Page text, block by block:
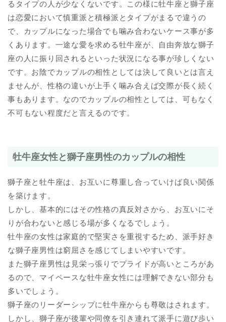
るタイプの人が少なくないです。この様に牡牛座と獅子座
は恋愛において慎重派と積極派とタイプがまるで違うの
で、カップルになった場合でも噛み合わないケース事が多
くあります。一途な愛を求める牡牛座が、自由奔放な獅子
座の人に振り回されるといった状況になる事が珍しくない
です。お陰でカップルの相性としては決して良いとは言え
ませんが、性格の違いが上手く噛み合えば交際が長く続く
事もあります。なのでカップルの相性としては、可もなく
不可もない程度だと言えるのです。
牡牛座女性と獅子座男性のカップルの相性
獅子座と牡牛座は、お互いに尊重し合っていけば良い関係
を築けます。
しかし、基本的にはその性格の真反対さから、お互いにそ
りが合わないと感じる場が多くなるでしょう。
牡牛座の女性は家庭的で堅実さを重視するため、派手好き
な獅子座男性は窮屈さを感じてしまいやすいです。
また獅子座男性は見栄っ張りでプライドが高いところがあ
るので、マイペースな牡牛座女性には理解できない部分も
多いでしょう。
獅子座のリーダーシップに牡牛座からも尊敬はされます。
しかし、獅子座が後輩や同僚を引き連れて派手に遊び歩い